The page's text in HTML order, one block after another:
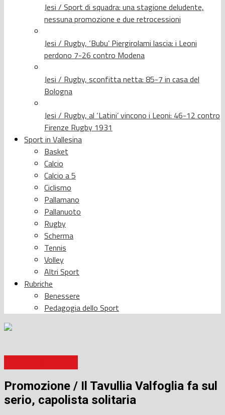
Jesi / Sport di squadra: una stagione deludente,
nessuna promozione e due retrocessioni
Jesi / Rugby, ‘Bubu’ Piergirolami lascia: i Leoni
perdono 7-26 contro Modena
Jesi / Rugby, sconfitta netta: 85-7 in casa del
Bologna
Jesi / Rugby, al ‘Latini’ vincono i Leoni: 46-12 contro
Firenze Rugby 1931
Sport in Vallesina
Basket
Calcio
Calcio a 5
Ciclismo
Pallamano
Pallanuoto
Rugby
Scherma
Tennis
Volley
Altri Sport
Rubriche
Benessere
Pedagogia dello Sport
Promozione / Il Tavullia Valfoglia fa sul
serio, capolista solitaria